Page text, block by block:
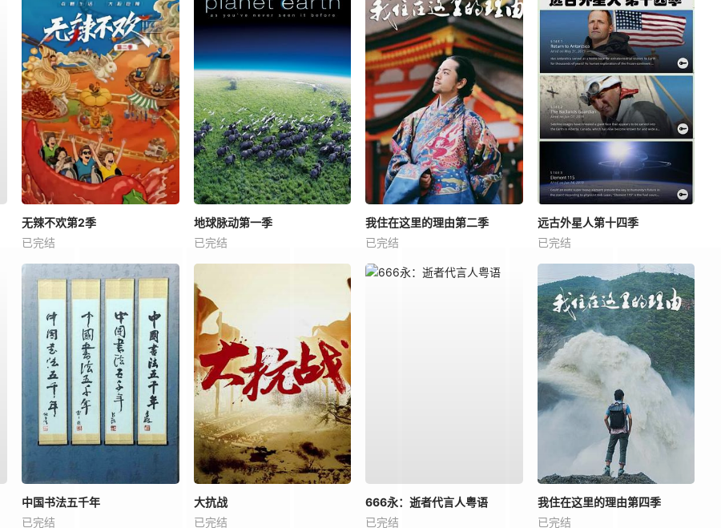
无辣不欢第2季
已完结
地球脉动第一季
已完结
我住在这里的理由第二季
已完结
远古外星人第十四季
已完结
中国书法五千年
已完结
大抗战
已完结
666永：逝者代言人粤语
已完结
我住在这里的理由第四季
已完结